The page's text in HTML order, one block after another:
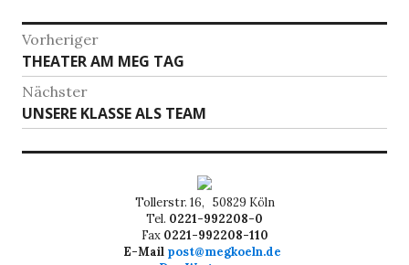
Beitragsnavigation
Vorheriger
Vorheriger
Beitrag:
THEATER AM MEG TAG
Nächster
Nächster
Beitrag:
UNSERE KLASSE ALS TEAM
Tollerstr. 16, 50829 Köln
Tel. 0221-992208-0
Fax 0221-992208-110
E-Mail post@megkoeln.de